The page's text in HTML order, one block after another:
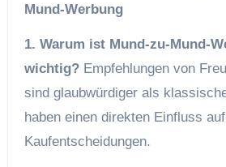
Mund-Werbung
1. Warum ist Mund-zu-Mund-
wichtig?Empfehlungen von
sind glaubwürdiger als
haben einen direkten Einfluss auf
Kaufentscheidungen.